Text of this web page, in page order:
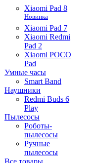
Xiaomi Pad 8
Новинка
Xiaomi Pad 7
Xiaomi Redmi
Pad 2
Xiaomi POCO
Pad
Умные часы
Smart Band
Наушники
Redmi Buds 6
Play
Пылесосы
Роботы-
пылесосы
Ручные
пылесосы
Все товары